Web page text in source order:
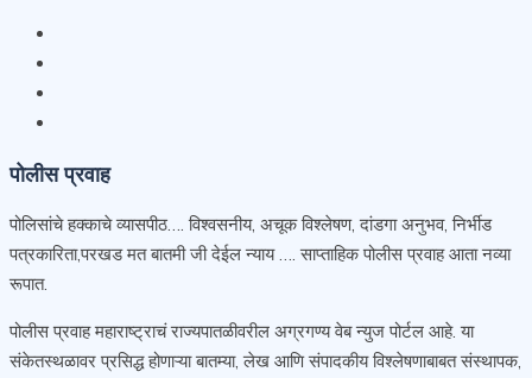
पोलीस प्रवाह
पोलिसांचे हक्काचे व्यासपीठ…. विश्वसनीय, अचूक विश्लेषण, दांडगा अनुभव, निर्भीड
पत्रकारिता,परखड मत बातमी जी देईल न्याय …. साप्ताहिक पोलीस प्रवाह आता नव्या
रूपात.
पोलीस प्रवाह महाराष्ट्राचं राज्यपातळीवरील अग्रगण्य वेब न्युज पोर्टल आहे. या
संकेतस्थळावर प्रसिद्ध होणाऱ्या बातम्या, लेख आणि संपादकीय विश्लेषणाबाबत संस्थापक,